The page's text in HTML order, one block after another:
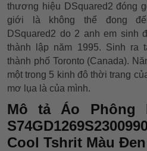
thương hiệu DSquared2 đóng
giới là không thể đong
DSquared2 do 2 anh em sinh
thành lập năm 1995. Sinh ra
thành phố Toronto (Canada).
một trong 5 kinh đô thời trang
mơ lụa là của mình.
Mô tả Áo Phông
Cool Tshrit Màu Đen